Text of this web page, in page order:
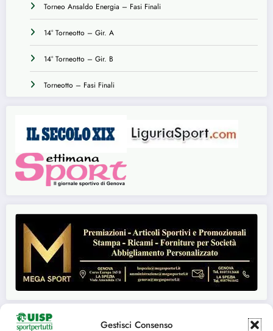
Gestisci Consenso
Torneo Ansaldo Energia – Fasi Finali
14° Torneotto – Gir. A
14° Torneotto – Gir. B
Torneotto – Fasi Finali